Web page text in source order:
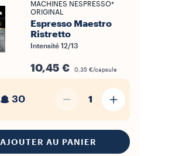
MACHINES NESPRESSO*
ORIGINAL
Espresso Maestro
Ristretto
Intensité 12/13
10,45 € 0,35 €/capsule
30 1
AJOUTER AU PANIER